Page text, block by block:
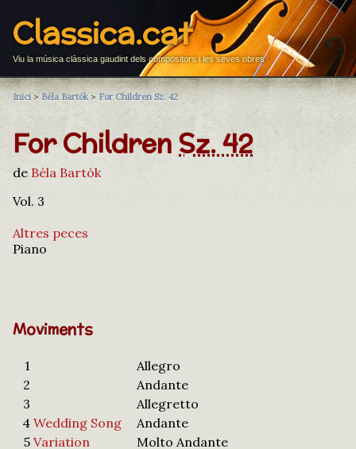
Classica.cat
Viu la música clàssica gaudint dels compositors i les seves obres
Inici > Béla Bartók> For Children Sz. 42
For ChildrenSz. 42
de Béla Bartók
Vol. 3
Altres peces
Piano
Moviments
1
Allegro
2
Andante
3
Allegretto
4 Wedding Song
Andante
5 Variation
Molto Andante